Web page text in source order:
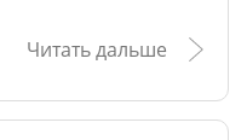
Читать дальше